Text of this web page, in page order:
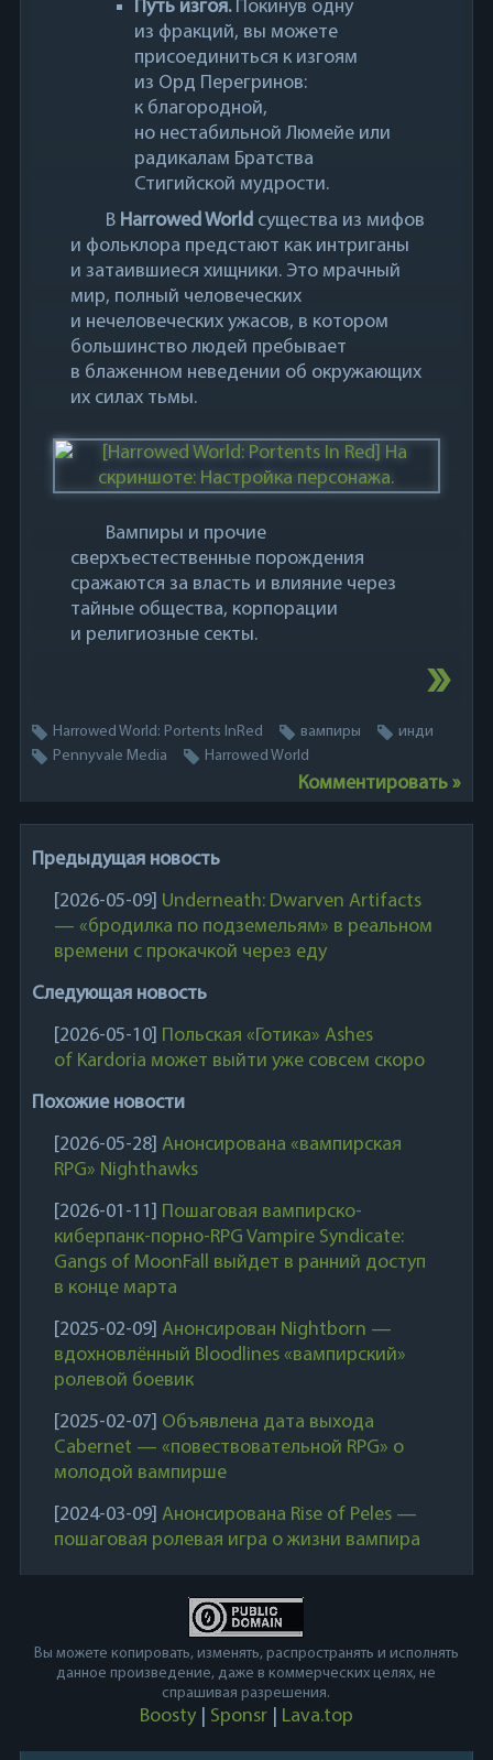
Путь изгоя.Покинув одну
из фракций, вы можете
присоединиться к изгоям
из Орд Перегринов:
к благородной,
но нестабильной Люмейе или
радикалам Братства
Стигийской мудрости.
В Harrowed World существа из мифов
и фольклора предстают как интриганы
и затаившиеся хищники. Это мрачный
мир, полный человеческих
и нечеловеческих ужасов, в котором
большинство людей пребывает
в блаженном неведении об окружающих
их силах тьмы.
Вампиры и прочие
сверхъестественные порождения
сражаются за власть и влияние через
тайные общества, корпорации
и религиозные секты.
Harrowed World: Portents InRed вампиры
инди
Pennyvale Media
Harrowed World
Комментировать »
Предыдущая новость
[2026-05-09] Underneath: Dwarven Artifacts
— «бродилка по подземельям» в реальном
времени с прокачкой через еду
Следующая новость
[2026-05-10] Польская «Готика» Ashes
of Kardoria может выйти уже совсем скоро
Похожие новости
[2026-05-28] Анонсирована «вампирская
RPG» Nighthawks
[2026-01-11] Пошаговая вампирско-
киберпанк-порно-RPG Vampire Syndicate:
Gangs of MoonFall выйдет в ранний доступ
в конце марта
[2025-02-09] Анонсирован Nightborn —
вдохновлённый Bloodlines «вампирский»
ролевой боевик
[2025-02-07] Объявлена дата выхода
Cabernet — «повествовательной RPG» о
молодой вампирше
[2024-03-09] Анонсирована Rise of Peles —
пошаговая ролевая игра о жизни вампира
Вы можете копировать, изменять, распространять и исполнять
данное произведение, даже в коммерческих целях, не
спрашивая разрешения.
Boosty| Sponsr| Lava.top